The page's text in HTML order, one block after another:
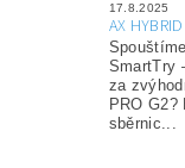
17.8.2025
AX
SmartTry
za
PRO G2?
sběrnic...